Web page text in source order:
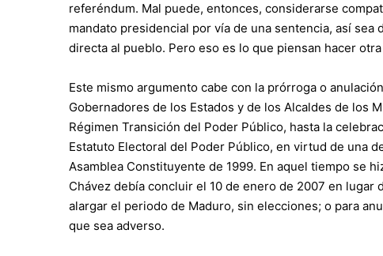
referéndum. Mal puede, entonces, considerarse
mandato presidencial por vía de una sentencia, así
directa al pueblo. Pero eso es lo que piensan hacer
Este mismo argumento cabe con la prórroga o
Gobernadores de los Estados y de los Alcaldes de los
Régimen Transición del Poder Público, hasta la
Estatuto Electoral del Poder Público, en virtud de una
Asamblea Constituyente de 1999. En aquel tiempo se
Chávez debía concluir el 10 de enero de 2007 en
alargar el periodo de Maduro, sin elecciones; o para
que sea adverso.